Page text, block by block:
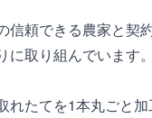
信頼できる農家と契
に取り組んでいます。
れたてを1本丸ごと